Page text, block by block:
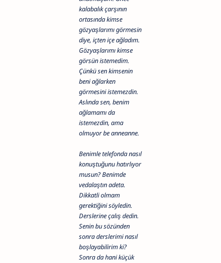
kalabalık çarşının
ortasında kimse
gözyaşlarımı görmesin
diye, içten içe ağladım.
Gözyaşlarımı kimse
görsün istemedim.
Çünkü sen kimsenin
beni ağlarken
görmesini istemezdin.
Aslında sen, benim
ağlamamı da
istemezdin, ama
olmuyor be anneanne.
Benimle telefonda nasıl
konuştuğunu hatırlıyor
musun? Benimde
vedalaştın adeta.
Dikkatli olmam
gerektiğini söyledin.
Derslerine çalış dedin.
Senin bu sözünden
sonra derslerimi nasıl
boşlayabilirim ki?
Sonra da hani küçük